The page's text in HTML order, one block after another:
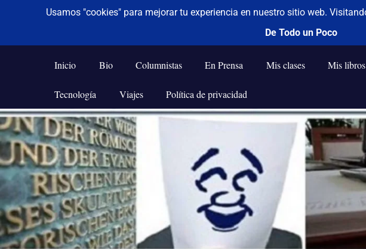
Saltar
al
contenido
De todo un poco
Frases,
Humor,
Tecnología
y
Viajes
Inicio Bio Columnistas En Prensa Mis clases Mis libros
Tecnología Viajes Política de privacidad